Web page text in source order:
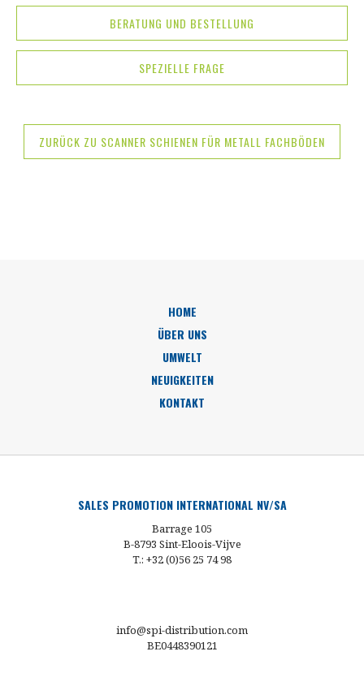
BERATUNG UND BESTELLUNG
SPEZIELLE FRAGE
ZURÜCK ZU SCANNER SCHIENEN FÜR METALL FACHBÖDEN
HOME
ÜBER UNS
UMWELT
NEUIGKEITEN
KONTAKT
SALES PROMOTION INTERNATIONAL NV/SA
Barrage 105
B-8793 Sint-Eloois-Vijve
T.: +32 (0)56 25 74 98
info@spi-distribution.com
BE0448390121